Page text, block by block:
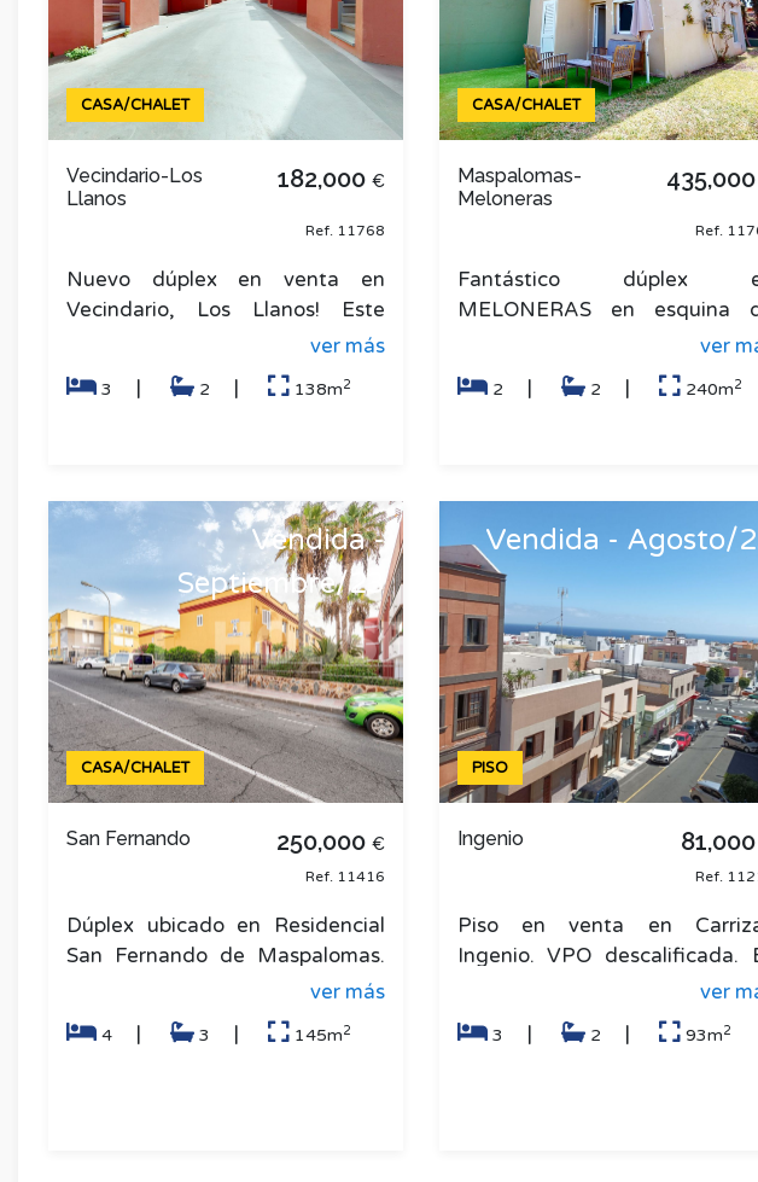
CASA/CHALET
Vecindario-Los
Llanos
182,000 €
Ref. 11768
Nuevo dúplex en venta en
Vecindario, Los Llanos! Este
dúplex cuenta con tres amplios
dormitorios, armarios
empotrados,
ver más
3 2 138m2
CASA/CHALET
Maspalomas-
Meloneras
435,000
Ref.
Fantástico dúplex
MELONERAS en esquina
150 m2 de parcela con
terraza y vivienda de 90 m2.
dúplex d
ver
2 2 240m2
Vendida -
Septiembre/23
CASA/CHALET
San Fernando 250,000 €
Ref. 11416
Dúplex ubicado en Residencial
San Fernando de Maspalomas.
En sus 145 m2 distribuidos en
dos plantas cuenta salón comed
ver más
4 3 145m2
Vendida - Agosto/
PISO
Ingenio 81,000
Ref.
Piso en venta en
Ingenio. VPO descalificada.
una vivienda muy amplia,
esquina, por sus estancias son
ver
3 2 93m2